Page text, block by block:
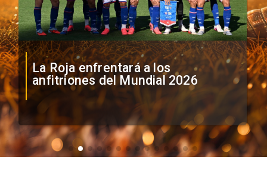
La Roja enfrentará a los
anfitriones del Mundial 2026